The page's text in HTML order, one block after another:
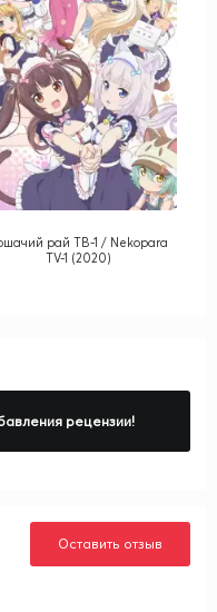
рай ТВ-1 / Nekopara
TV-1 (2020)
рецензии!
Оставить отзыв